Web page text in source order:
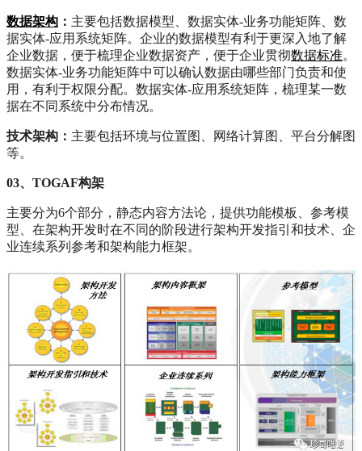
数据架构 ： 主要包括数据模型、数据实体-业务功能矩阵、数
据实体-应用系统矩阵。企业的数据模型有利于更深入地了解
企业数据，便于梳理企业数据资产，便于企业贯彻数据标准。
数据实体-业务功能矩阵中可以确认数据由哪些部门负责和使
用，有利于权限分配。数据实体-应用系统矩阵，梳理某一数
据在不同系统中分布情况。
技术架构： 主要包括环境与位置图、网络计算图、平台分解图
等。
03、TOGAF构架
主要分为6个部分，静态内容方法论，提供功能模板、参考模
型、在架构开发时在不同的阶段进行架构开发指引和技术、企
业连续系列参考和架构能力框架。